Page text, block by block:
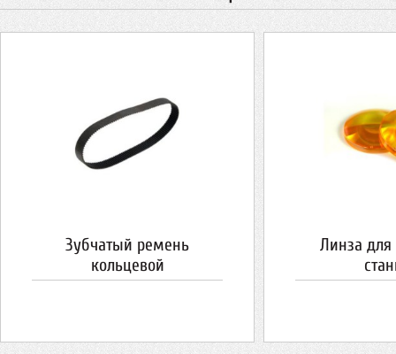
Зубчатый ремень
кольцевой
Линза для